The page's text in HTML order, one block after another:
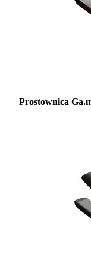
Prostownica